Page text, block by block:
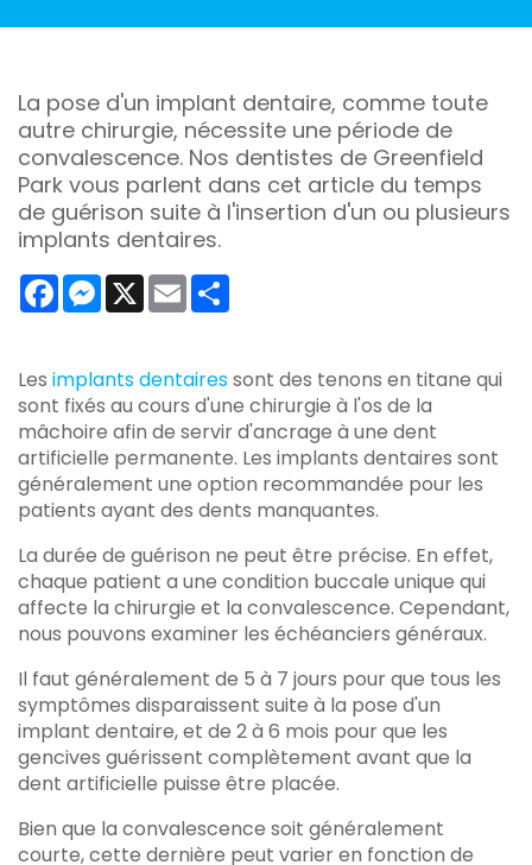
La pose d'un implant dentaire, comme toute
autre chirurgie, nécessite une période de
convalescence. Nos dentistes de Greenfield
Park vous parlent dans cet article du temps
de guérison suite à l'insertion d'un ou plusieurs
implants dentaires.
FacebookMessenger
X Email
Les implants dentairessont des tenons en titane qui
sont fixés au cours d'une chirurgie à l'os de la
mâchoire afin de servir d'ancrage à une dent
artificielle permanente. Les implants dentaires sont
généralement une option recommandée pour les
patients ayant des dents manquantes.
La durée de guérison ne peut être précise. En effet,
chaque patient a une condition buccale unique qui
affecte la chirurgie et la convalescence. Cependant,
nous pouvons examiner les échéanciers généraux.
Il faut généralement de 5 à 7 jours pour que tous les
symptômes disparaissent suite à la pose d'un
implant dentaire, et de 2 à 6 mois pour que les
gencives guérissent complètement avant que la
dent artificielle puisse être placée.
Bien que la convalescence soit généralement
courte, cette dernière peut varier en fonction de